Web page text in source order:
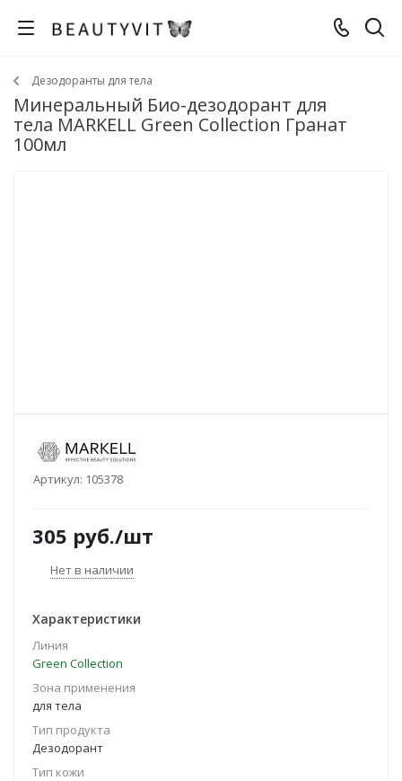
Дезодоранты для тела
Минеральный Био-дезодорант для
тела MARKELL Green Collection Гранат
100мл
Артикул: 105378
305 руб./шт
Нет в наличии
Характеристики
Линия
Green Collection
Зона применения
для тела
Тип продукта
Дезодорант
Тип кожи